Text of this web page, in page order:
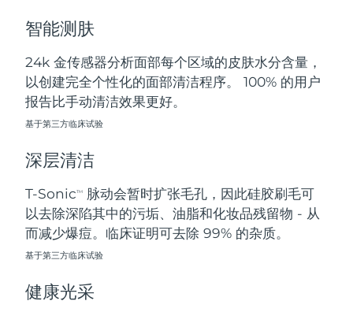
智能测肤
24k 金传感器分析面部每个区域的皮肤水分含量，
以创建完全个性化的面部清洁程序。 100% 的用户
报告比手动清洁效果更好。
基于第三方临床试验
深层清洁
T-SonicTM
脉动会暂时扩张毛孔，因此硅胶刷毛可
以去除深陷其中的污垢、油脂和化妆品残留物 - 从
而减少爆痘。临床证明可去除 99% 的杂质。
基于第三方临床试验
健康光采
马耳他
墨西哥 预计送达日期 8/15/26
摩纳哥
荷兰
新西兰 预计送达日期8/11/26
挪威 预计送达日期